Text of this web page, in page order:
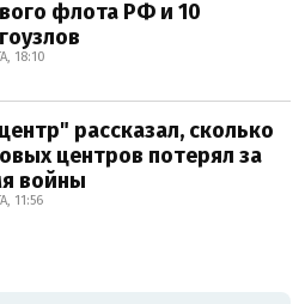
флота РФ и 10
18:10
рассказал, сколько
центров потерял за
войны
11:56